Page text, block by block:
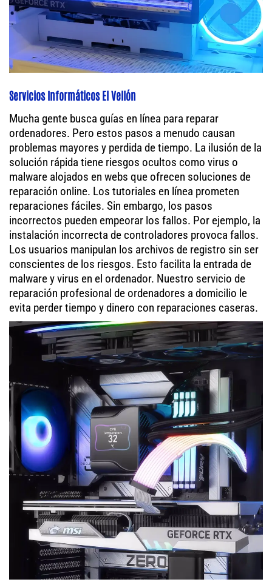
Servicios Informáticos El Vellón
Mucha gente busca guías en línea para reparar
ordenadores. Pero estos pasos a menudo causan
problemas mayores y perdida de tiempo. La ilusión de la
solución rápida tiene riesgos ocultos como virus o
malware alojados en webs que ofrecen soluciones de
reparación online. Los tutoriales en línea prometen
reparaciones fáciles. Sin embargo, los pasos
incorrectos pueden empeorar los fallos. Por ejemplo, la
instalación incorrecta de controladores provoca fallos.
Los usuarios manipulan los archivos de registro sin ser
conscientes de los riesgos. Esto facilita la entrada de
malware y virus en el ordenador. Nuestro servicio de
reparación profesional de ordenadores a domicilio le
evita perder tiempo y dinero con reparaciones caseras.